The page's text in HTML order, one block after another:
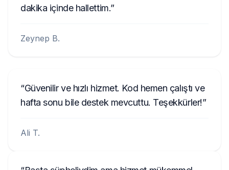
dakika içinde hallettim.
Zeynep B.
Güvenilir ve hızlı hizmet. Kod hemen çalıştı ve
hafta sonu bile destek mevcuttu. Teşekkürler!
Ali T.